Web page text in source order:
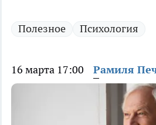
Полезное Психология
16 марта 17:00 Рамиля